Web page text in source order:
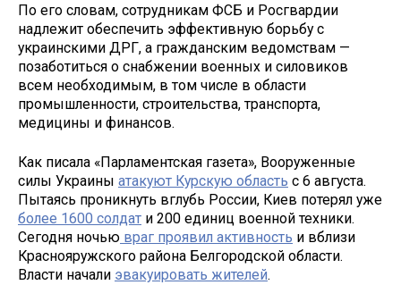
По его словам, сотрудникам ФСБ и Росгвардии
надлежит обеспечить эффективную борьбу с
украинскими ДРГ, а гражданским ведомствам —
позаботиться о снабжении военных и силовиков
всем необходимым, в том числе в области
промышленности, строительства, транспорта,
медицины и финансов.
Как писала «Парламентская газета», Вооруженные
силы Украины атакуют Курскую область с 6 августа.
Пытаясь проникнуть вглубь России, Киев потерял уже
более 1600 солдат и 200 единиц военной техники.
Сегодня ночью враг проявил активность и вблизи
Краснояружского района Белгородской области.
Власти начали эвакуировать жителей.